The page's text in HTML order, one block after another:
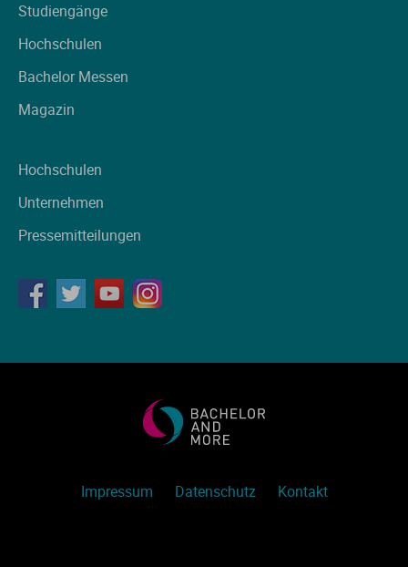
Studiengänge
Hochschulen
Bachelor Messen
Magazin
Hochschulen
Unternehmen
Pressemitteilungen
Impressum Datenschutz Kontakt